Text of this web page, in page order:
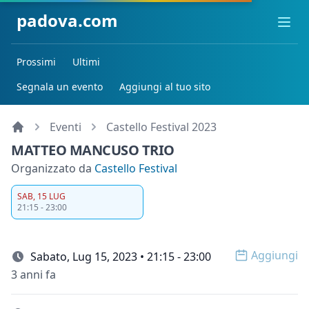
padova.com
Prossimi
Ultimi
Segnala un evento
Aggiungi al tuo sito
Eventi Castello Festival 2023
MATTEO MANCUSO TRIO
Organizzato da Castello Festival
SAB, 15 LUG
21:15 - 23:00
Sabato, Lug 15, 2023 • 21:15 - 23:00 Open
Aggiungi
3 anni fa